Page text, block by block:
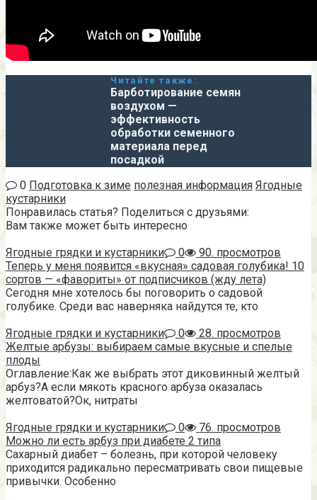
Читайте также:
Барботирование семян
воздухом —
эффективность
обработки семенного
материала перед
посадкой
0 Подготовка к зиме полезная информация Ягодные
кустарники
Понравилась статья? Поделиться с друзьями:
Вам также может быть интересно
Ягодные грядки и кустарники
0
90. просмотров
Теперь у меня появится «вкусная» садовая голубика! 10
сортов — «фавориты» от подписчиков (жду лета)
Сегодня мне хотелось бы поговорить о садовой
голубике. Среди вас наверняка найдутся те, кто
Ягодные грядки и кустарники
0
28. просмотров
Желтые арбузы: выбираем самые вкусные и спелые
плоды
Оглавление:Как же выбрать этот диковинный желтый
арбуз?А если мякоть красного арбуза оказалась
желтоватой?Ок, нитраты
Ягодные грядки и кустарники
0
76. просмотров
Можно ли есть арбуз при диабете 2 типа
Сахарный диабет – болезнь, при которой человеку
приходится радикально пересматривать свои пищевые
привычки. Особенно